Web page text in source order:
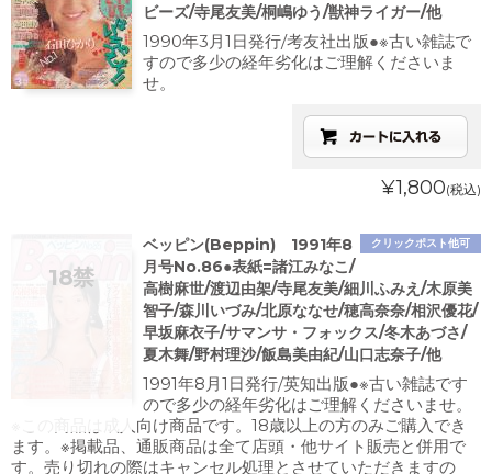
ビーズ/寺尾友美/桐嶋ゆう/獣神ライガー/他
1990年3月1日発行/考友社出版●※古い雑誌で
すので多少の経年劣化はご理解くださいま
せ。
¥1,800(税込)
クリックポスト他可
ベッピン(Beppin) 1991年8
月号No.86●表紙=諸江みなこ/
高樹麻世/渡辺由架/寺尾友美/細川ふみえ/木原美
智子/森川いづみ/北原ななせ/穂高奈奈/相沢優花/
早坂麻衣子/サマンサ・フォックス/冬木あづさ/
夏木舞/野村理沙/飯島美由紀/山口志奈子/他
1991年8月1日発行/英知出版●※古い雑誌です
ので多少の経年劣化はご理解くださいませ。
※この商品は成人向け商品です。18歳以上の方のみご購入でき
ます。※掲載品、通販商品は全て店頭・他サイト販売と併用で
す。売り切れの際はキャンセル処理とさせていただきますの